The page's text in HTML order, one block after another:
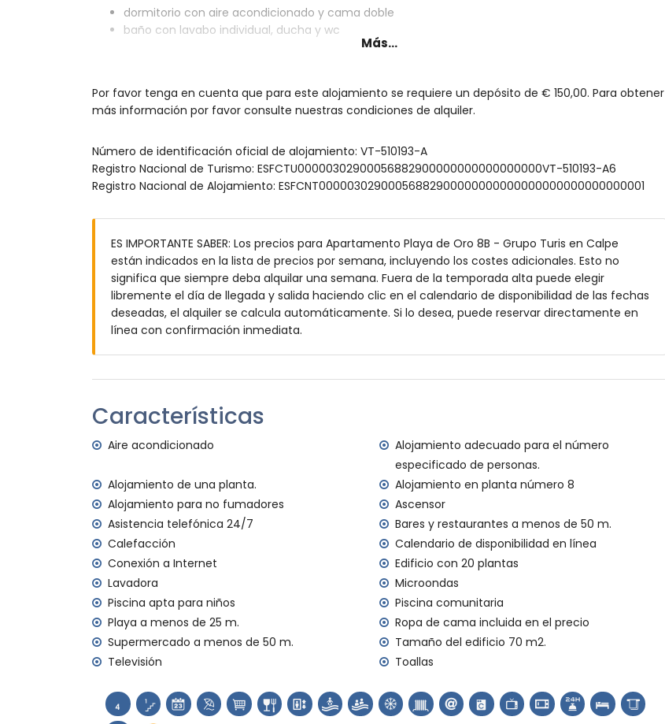
dormitorio con aire acondicionado y cama doble
baño con lavabo individual, ducha y wc
piscina comunitaria
piscina infantil
Más información
playa más cercana a 25 metros del apartamento
segundo aeropuerto más cercano: Manises (Valencia) (> 100 kilómetros)
no se permite fumar
no se admiten mascotas
El edificio donde se encuentra la vivienda tiene ascensor.
La vivienda es muy adecuada para familias con niños.
Servicios e instalaciones incluidos en el precio del alquiler del apartamento
ropa de cama y toallas
Servicios e instalaciones con cargo adicional
calefacción central
Más...
Por favor tenga en cuenta que para este alojamiento se requiere un depósito de € 150,00. Para obtener
más información por favor consulte nuestras condiciones de alquiler.
Número de identificación oficial de alojamiento: VT-510193-A
Registro Nacional de Turismo: ESFCTU00000302900056882900000000000000000VT-510193-A6
Registro Nacional de Alojamiento: ESFCNT00000302900056882900000000000000000000000000001
ES IMPORTANTE SABER: Los precios para Apartamento Playa de Oro 8B - Grupo Turis en Calpe
están indicados en la lista de precios por semana, incluyendo los costes adicionales. Esto no
significa que siempre deba alquilar una semana. Fuera de la temporada alta puede elegir
libremente el día de llegada y salida haciendo clic en el calendario de disponibilidad de las fechas
deseadas, el alquiler se calcula automáticamente. Si lo desea, puede reservar directamente en
línea con confirmación inmediata.
Características
Aire acondicionado
Alojamiento adecuado para el número
especificado de personas.
Alojamiento de una planta.
Alojamiento en planta número 8
Alojamiento para no fumadores
Ascensor
Asistencia telefónica 24/7
Bares y restaurantes a menos de 50 m.
Calefacción
Calendario de disponibilidad en línea
Conexión a Internet
Edificio con 20 plantas
Lavadora
Microondas
Piscina apta para niños
Piscina comunitaria
Playa a menos de 25 m.
Ropa de cama incluida en el precio
Supermercado a menos de 50 m.
Tamaño del edificio 70 m2.
Televisión
Toallas